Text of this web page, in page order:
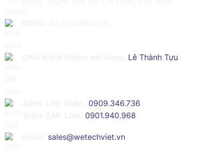
Lê Thành Tựu
0909.346.736
0901.940.968
sales@wetechviet.vn